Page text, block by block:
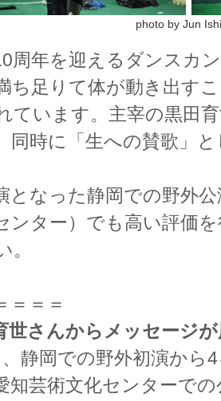
photo by Jun
周年を迎えるダンスカ
ち足りて体が動き出す
ています。主宰の黒田
同時に「生への賛歌」
となった静岡での野外
ンター）でも高い評価
。
＝＝＝
世さんからメッセージ
静岡での野外初演から
知芸術文化センターで